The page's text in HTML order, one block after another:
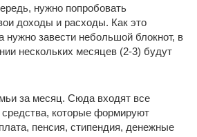
нужно попробовать
доходы и расходы. Как это
нужно завести небольшой блокнот, в
нескольких месяцев (2-3) будут
за месяц. Сюда входят все
которые формируют
пенсия, стипендия, денежные